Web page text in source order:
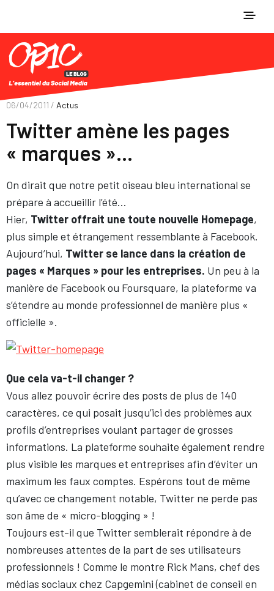
06/04/2011 / Actus
Twitter amène les pages
« marques »…
On dirait que notre petit oiseau bleu international se
prépare à accueillir l’été…
Hier, Twitter offrait une toute nouvelle Homepage,
plus simple et étrangement ressemblante à Facebook.
Aujourd’hui, Twitter se lance dans la création de
pages « Marques » pour les entreprises. Un peu à la
manière de Facebook ou Foursquare, la plateforme va
s’étendre au monde professionnel de manière plus «
officielle ».
Que cela va-t-il changer ?
Vous allez pouvoir écrire des posts de plus de 140
caractères, ce qui posait jusqu’ici des problèmes aux
profils d’entreprises voulant partager de grosses
informations. La plateforme souhaite également rendre
plus visible les marques et entreprises afin d’éviter un
maximum les faux comptes. Espérons tout de même
qu’avec ce changement notable, Twitter ne perde pas
son âme de « micro-blogging » !
Toujours est-il que Twitter semblerait répondre à de
nombreuses attentes de la part de ses utilisateurs
professionnels ! Comme le montre Rick Mans, chef des
médias sociaux chez Capgemini (cabinet de conseil en